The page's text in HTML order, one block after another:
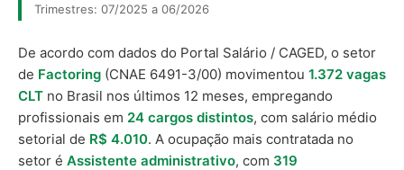
Trimestres: 07/2025 a 06/2026
De acordo com dados do Portal Salário / CAGED, o setor
de Factoring (CNAE 6491-3/00) movimentou 1.372 vagas
CLT no Brasil nos últimos 12 meses, empregando
profissionais em 24 cargos distintos, com salário médio
setorial de R$ 4.010. A ocupação mais contratada no
setor é Assistente administrativo, com 319